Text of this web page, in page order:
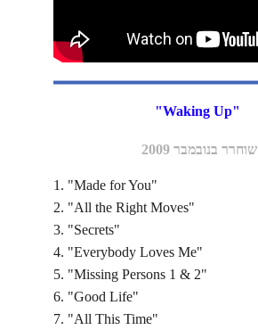
"Waking Up"
שוחרר בנובמבר 2009
1. "Made for You"
2. "All the Right Moves"
3. "Secrets"
4. "Everybody Loves Me"
5. "Missing Persons 1 & 2"
6. "Good Life"
7. "All This Time"